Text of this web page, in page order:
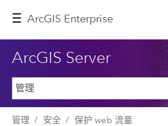
ArcGIS Enterprise
ArcGIS Server
管理 安全 保护 web 流量